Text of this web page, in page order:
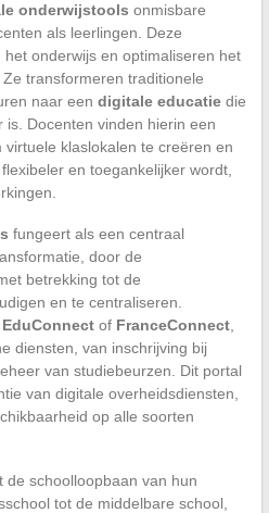
onderwijstools onmisbare
als leerlingen. Deze
onderwijs en optimaliseren het
transformeren traditionele
naar een digitale educatiedie
Docenten vinden hierin een
klaslokalen te creëren en
en toegankelijker wordt,
fungeert als een centraal
door de
betrekking tot de
en te centraliseren.
EduConnectof FranceConnect,
diensten, van inschrijving bij
van studiebeurzen. Dit portal
van digitale overheidsdiensten,
op alle soorten
schoolloopbaan van hun
tot de middelbare school,